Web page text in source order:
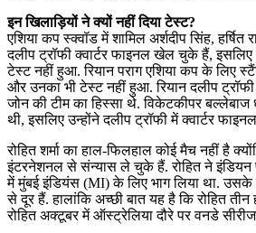
इन खिलाड़ियों ने क्यों नहीं दिया टेस्ट?
एशिया कप स्क्वॉड में शामिल अर्शदीप सिंह, हर्षित
दलीप ट्रॉफी क्वार्टर फाइनल खेल चुके हैं,
टेस्ट नहीं हुआ. रियान पराग एशिया कप के लिए
और उनका भी टेस्ट नहीं हुआ. रियान दलीप
जोन की टीम का हिस्सा थे. विकेटकीपर
थी, इसलिए उन्होंने दलीप ट्रॉफी में क्वार्टर
रोहित शर्मा का हाल-फिलहाल कोई मैच नहीं है
इंटरनेशनल से संन्यास ले चुके हैं. रोहित ने इंडियन
में मुंबई इंडियंस (MI) के लिए भाग लिया था. उसके
से दूर हैं. हालांकि अच्छी बात यह है कि रोहित
रोहित अक्टूबर में ऑस्ट्रेलिया दौरे पर वनडे